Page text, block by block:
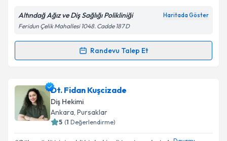
Kişisel verilerimin işlenmesine ilişkin
Metni'ni okudum ve kişisel verilerimin belirtilen
Takvim Talebini Gönder
Altındağ Ağız ve Diş Sağlığı Polikliniği Haritada Göster
Feridun Çelik Mahallesi 1048. Cadde 187 D
Randevu Talep Et
Randevu Takvimi Talebi
Dt. Berat Çakıriçin randevu takvimi talebi oluşturun.
Size bu uzmandan randevu almanız için bir takvim
hazırlandığında e-posta ile bilgilendireceğiz.
Dt. Fidan Kuşcizade
Diş Hekimi
Ankara, Pursaklar
5 (1 Değerlendirme)